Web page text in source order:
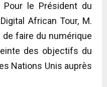
le Président du
African Tour, M.
de faire du numérique
des objectifs du
Nations Unis auprès